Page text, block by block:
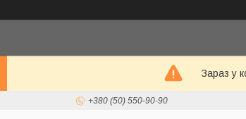
Зараз у
+380 (50) 550-90-90